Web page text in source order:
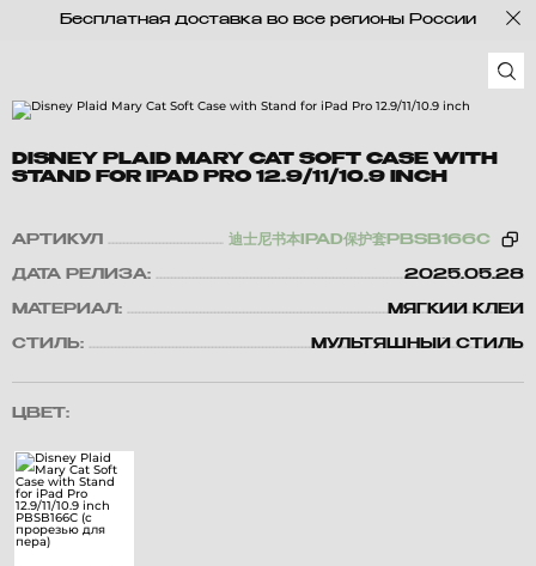
Бесплатная доставка во все регионы России
DISNEY PLAID MARY CAT SOFT CASE WITH
STAND FOR IPAD PRO 12.9/11/10.9 INCH
АРТИКУЛ 迪士尼书本IPAD保护套PBSB166C
ДАТА РЕЛИЗА: 2025.05.28
МАТЕРИАЛ: МЯГКИЙ КЛЕЙ
СТИЛЬ: МУЛЬТЯШНЫЙ СТИЛЬ
ЦВЕТ: